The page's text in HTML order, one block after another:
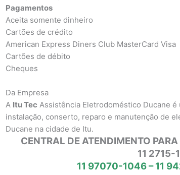
Pagamentos
Aceita somente dinheiro
Cartões de crédito
American Express Diners Club MasterCard Visa
Cartões de débito
Cheques
Da Empresa
A Itu Tec Assistência Eletrodoméstico Ducane
instalação, conserto, reparo e manutenção de
Ducane na cidade de Itu.
CENTRAL DE ATENDIMENTO
11 2715-
11 97070-1046 – 11